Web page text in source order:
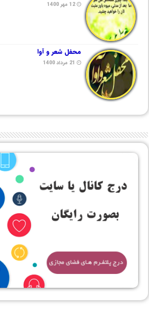
12 مهر 1400
محفل شعر و آوا
21 مرداد 1400